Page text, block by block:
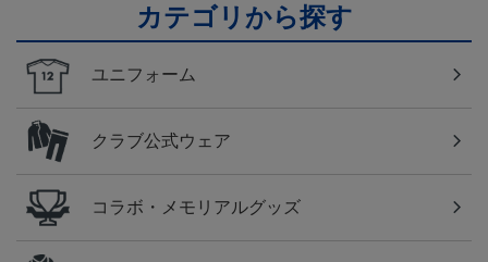
カテゴリから探す
ユニフォーム
クラブ公式ウェア
コラボ・メモリアルグッズ